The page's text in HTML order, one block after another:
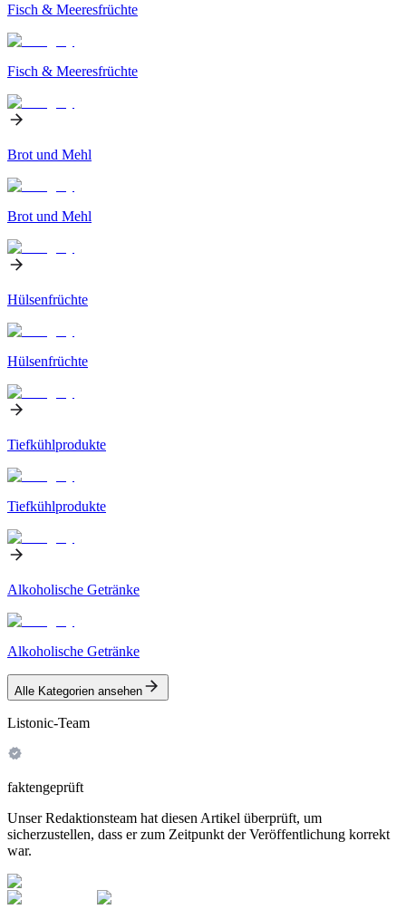
Fisch & Meeresfrüchte
Fisch & Meeresfrüchte
Brot und Mehl
Brot und Mehl
Hülsenfrüchte
Hülsenfrüchte
Tiefkühlprodukte
Tiefkühlprodukte
Alkoholische Getränke
Alkoholische Getränke
Alle Kategorien ansehen
Listonic-Team
faktengeprüft
Unser Redaktionsteam hat diesen Artikel überprüft, um
sicherzustellen, dass er zum Zeitpunkt der Veröffentlichung korrekt
war.